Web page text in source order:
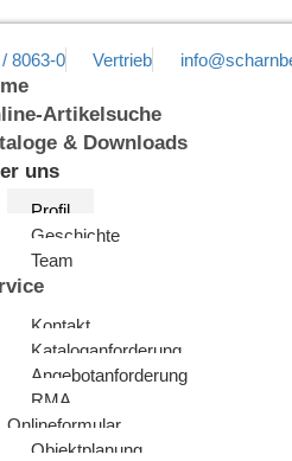
8063-0 Vertrieb
Artikelsuche
& Downloads
uns
Profil
Geschichte
Team
Kontakt
Kataloganforderung
Angebotanforderung
RMA
Onlineformular
Objektplanung